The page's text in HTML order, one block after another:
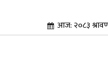
आज: २०८३